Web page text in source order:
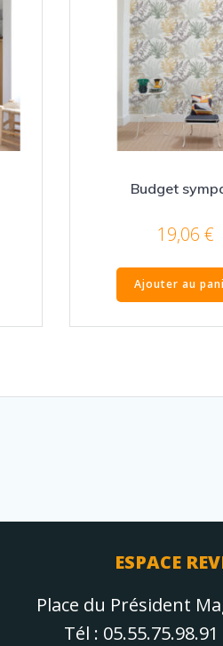
Budget
19,06 €
Ajouter au
ESPACE
Place du Président
Tél :